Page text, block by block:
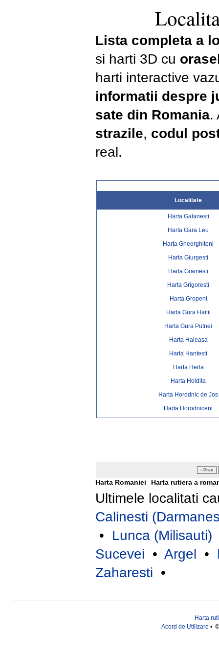
Lista completa a
si harti 3D cu
harti interactive
informatii despre
sate din Romania.
strazile, codul
real.
Localitate
Harta Galanesti
Harta Gara Leu
Harta Gheorghiteni
Harta Giurgesti
Harta Gramesti
Harta Grigoresti
Harta Gropeni
Harta Gura Haitii
Harta Gura Putnei
Harta Haleasa
Harta Hantesti
Harta Herla
Harta Holdita
Harta Horodnic de Jos
Harta Horodniceni
‹ Prev
Harta Romaniei Harta rutiera a
Ultimele localitati
Calinesti
• Lunca (Milisauti)
Sucevei • Argel •
Zaharesti •
Harta
Acord de Utilizare •